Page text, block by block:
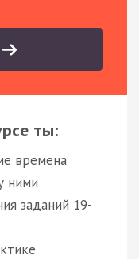
ты:
времена
ними
заданий 19-